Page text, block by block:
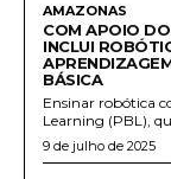
AMAZONAS
COM APOIO
INCLUI
BÁSICA
Ensinar robótica
Learning (PBL),
9 de julho de 2025